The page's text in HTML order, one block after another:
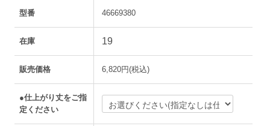
型番 46669380
在庫 19
販売価格 6,820円(税込)
●仕上がり丈をご指
定ください